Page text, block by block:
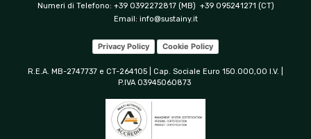
Numeri di Telefono: +39 0392272817 (MB) +39 095241271 (CT)
Email: info@sustainy.it
Privacy Policy Cookie Policy
R.E.A. MB-2747737 e CT-264105 | Cap. Sociale Euro 150.000,00 I.V. |
P.IVA 03945060873